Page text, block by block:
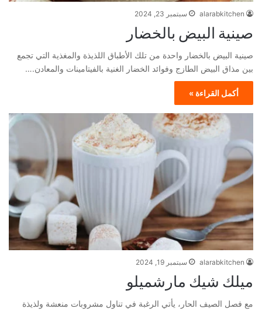
alarabkitchen سبتمبر 23, 2024
صينية البيض بالخضار
صينية البيض بالخضار واحدة من تلك الأطباق اللذيذة والمغذية التي تجمع
بين مذاق البيض الطازج وفوائد الخضار الغنية بالفيتامينات والمعادن.…
أكمل القراءة »
alarabkitchen سبتمبر 19, 2024
ميلك شيك مارشميلو
مع فصل الصيف الحار، يأتي الرغبة في تناول مشروبات منعشة ولذيذة